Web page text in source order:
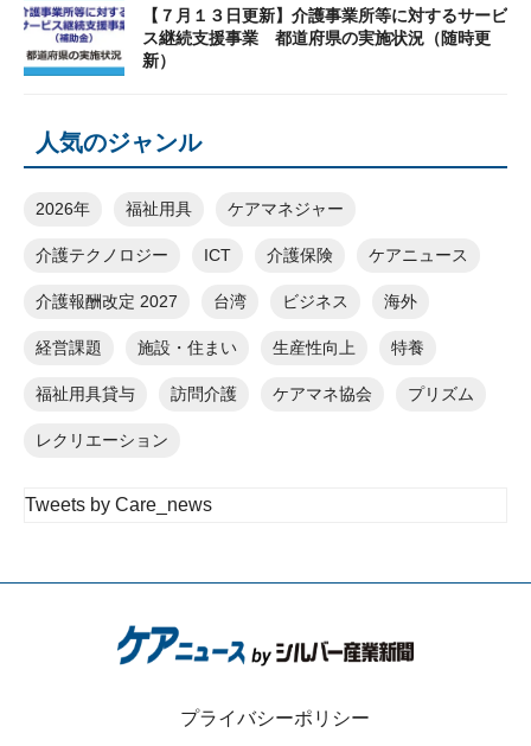
【７月１３日更新】介護事業所等に対するサービ
ス継続支援事業 都道府県の実施状況（随時更
新）
人気のジャンル
2026年 福祉用具 ケアマネジャー
介護テクノロジー ICT 介護保険 ケアニュース
介護報酬改定 2027 台湾 ビジネス 海外
経営課題 施設・住まい 生産性向上 特養
福祉用具貸与 訪問介護 ケアマネ協会 プリズム
レクリエーション
Tweets by Care_news
プライバシーポリシー